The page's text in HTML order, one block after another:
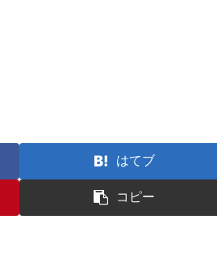
はてブ
コピー